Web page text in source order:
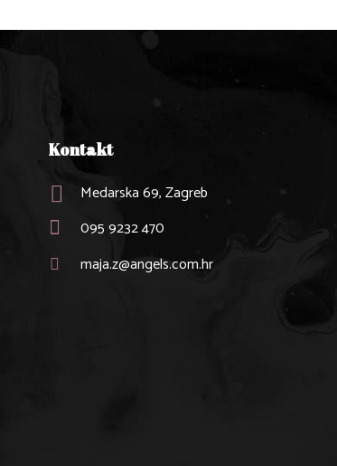
Kontakt
Medarska 69, Zagreb
095 9232 470
maja.z@angels.com.hr